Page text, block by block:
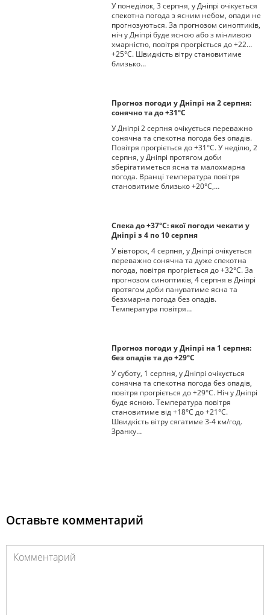
У понеділок, 3 серпня, у Дніпрі очікується
спекотна погода з ясним небом, опади не
прогнозуються. За прогнозом синоптиків,
ніч у Дніпрі буде ясною або з мінливою
хмарністю, повітря прогріється до +22…
+25°С. Швидкість вітру становитиме
близько…
Прогноз погоди у Дніпрі на 2 серпня:
сонячно та до +31°С
У Дніпрі 2 серпня очікується переважно
сонячна та спекотна погода без опадів.
Повітря прогріється до +31°С. У неділю, 2
серпня, у Дніпрі протягом доби
зберігатиметься ясна та малохмарна
погода. Вранці температура повітря
становитиме близько +20°С,…
Спека до +37°С: якої погоди чекати у
Дніпрі з 4 по 10 серпня
У вівторок, 4 серпня, у Дніпрі очікується
переважно сонячна та дуже спекотна
погода, повітря прогріється до +32°С. За
прогнозом синоптиків, 4 серпня в Дніпрі
протягом доби пануватиме ясна та
безхмарна погода без опадів.
Температура повітря…
Прогноз погоди у Дніпрі на 1 серпня:
без опадів та до +29°С
У суботу, 1 серпня, у Дніпрі очікується
сонячна та спекотна погода без опадів,
повітря прогріється до +29°С. Ніч у Дніпрі
буде ясною. Температура повітря
становитиме від +18°С до +21°С.
Швидкість вітру сягатиме 3-4 км/год.
Зранку…
Оставьте комментарий